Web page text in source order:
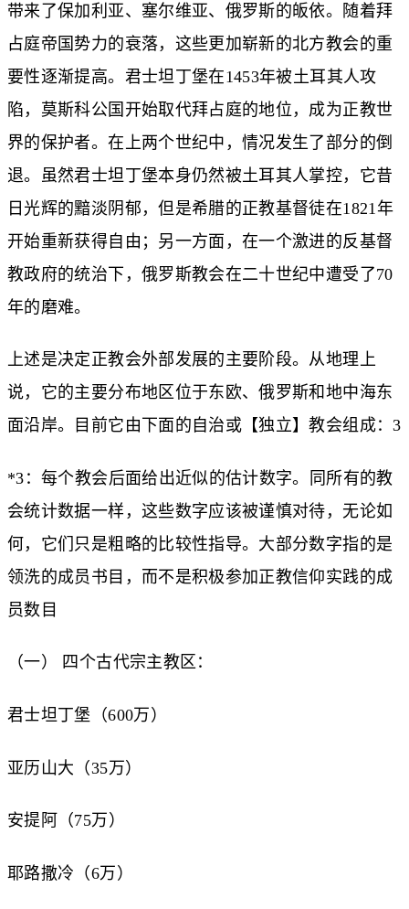
带来了保加利亚、塞尔维亚、俄罗斯的皈依。随着拜
占庭帝国势力的衰落，这些更加崭新的北方教会的重
要性逐渐提高。君士坦丁堡在1453年被土耳其人攻
陷，莫斯科公国开始取代拜占庭的地位，成为正教世
界的保护者。在上两个世纪中，情况发生了部分的倒
退。虽然君士坦丁堡本身仍然被土耳其人掌控，它昔
日光辉的黯淡阴郁，但是希腊的正教基督徒在1821年
开始重新获得自由；另一方面，在一个激进的反基督
教政府的统治下，俄罗斯教会在二十世纪中遭受了70
年的磨难。
上述是决定正教会外部发展的主要阶段。从地理上
说，它的主要分布地区位于东欧、俄罗斯和地中海东
面沿岸。目前它由下面的自治或【独立】教会组成：3
*3：每个教会后面给出近似的估计数字。同所有的教
会统计数据一样，这些数字应该被谨慎对待，无论如
何，它们只是粗略的比较性指导。大部分数字指的是
领洗的成员书目，而不是积极参加正教信仰实践的成
员数目
（一） 四个古代宗主教区：
君士坦丁堡（600万）
亚历山大（35万）
安提阿（75万）
耶路撒冷（6万）